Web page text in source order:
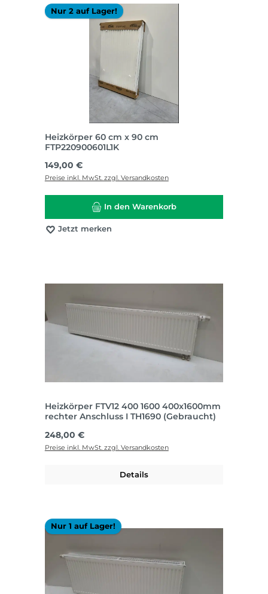
Nur 2 auf Lager!
Heizkörper 60 cm x 90 cm
FTP220900601L1K
Regulärer Preis:
149,00 €
Preise inkl. MwSt. zzgl. Versandkosten
In den Warenkorb
Jetzt merken
Heizkörper FTV12 400 1600 400x1600mm
rechter Anschluss I TH1690 (Gebraucht)
Regulärer Preis:
248,00 €
Preise inkl. MwSt. zzgl. Versandkosten
Details
Nur 1 auf Lager!